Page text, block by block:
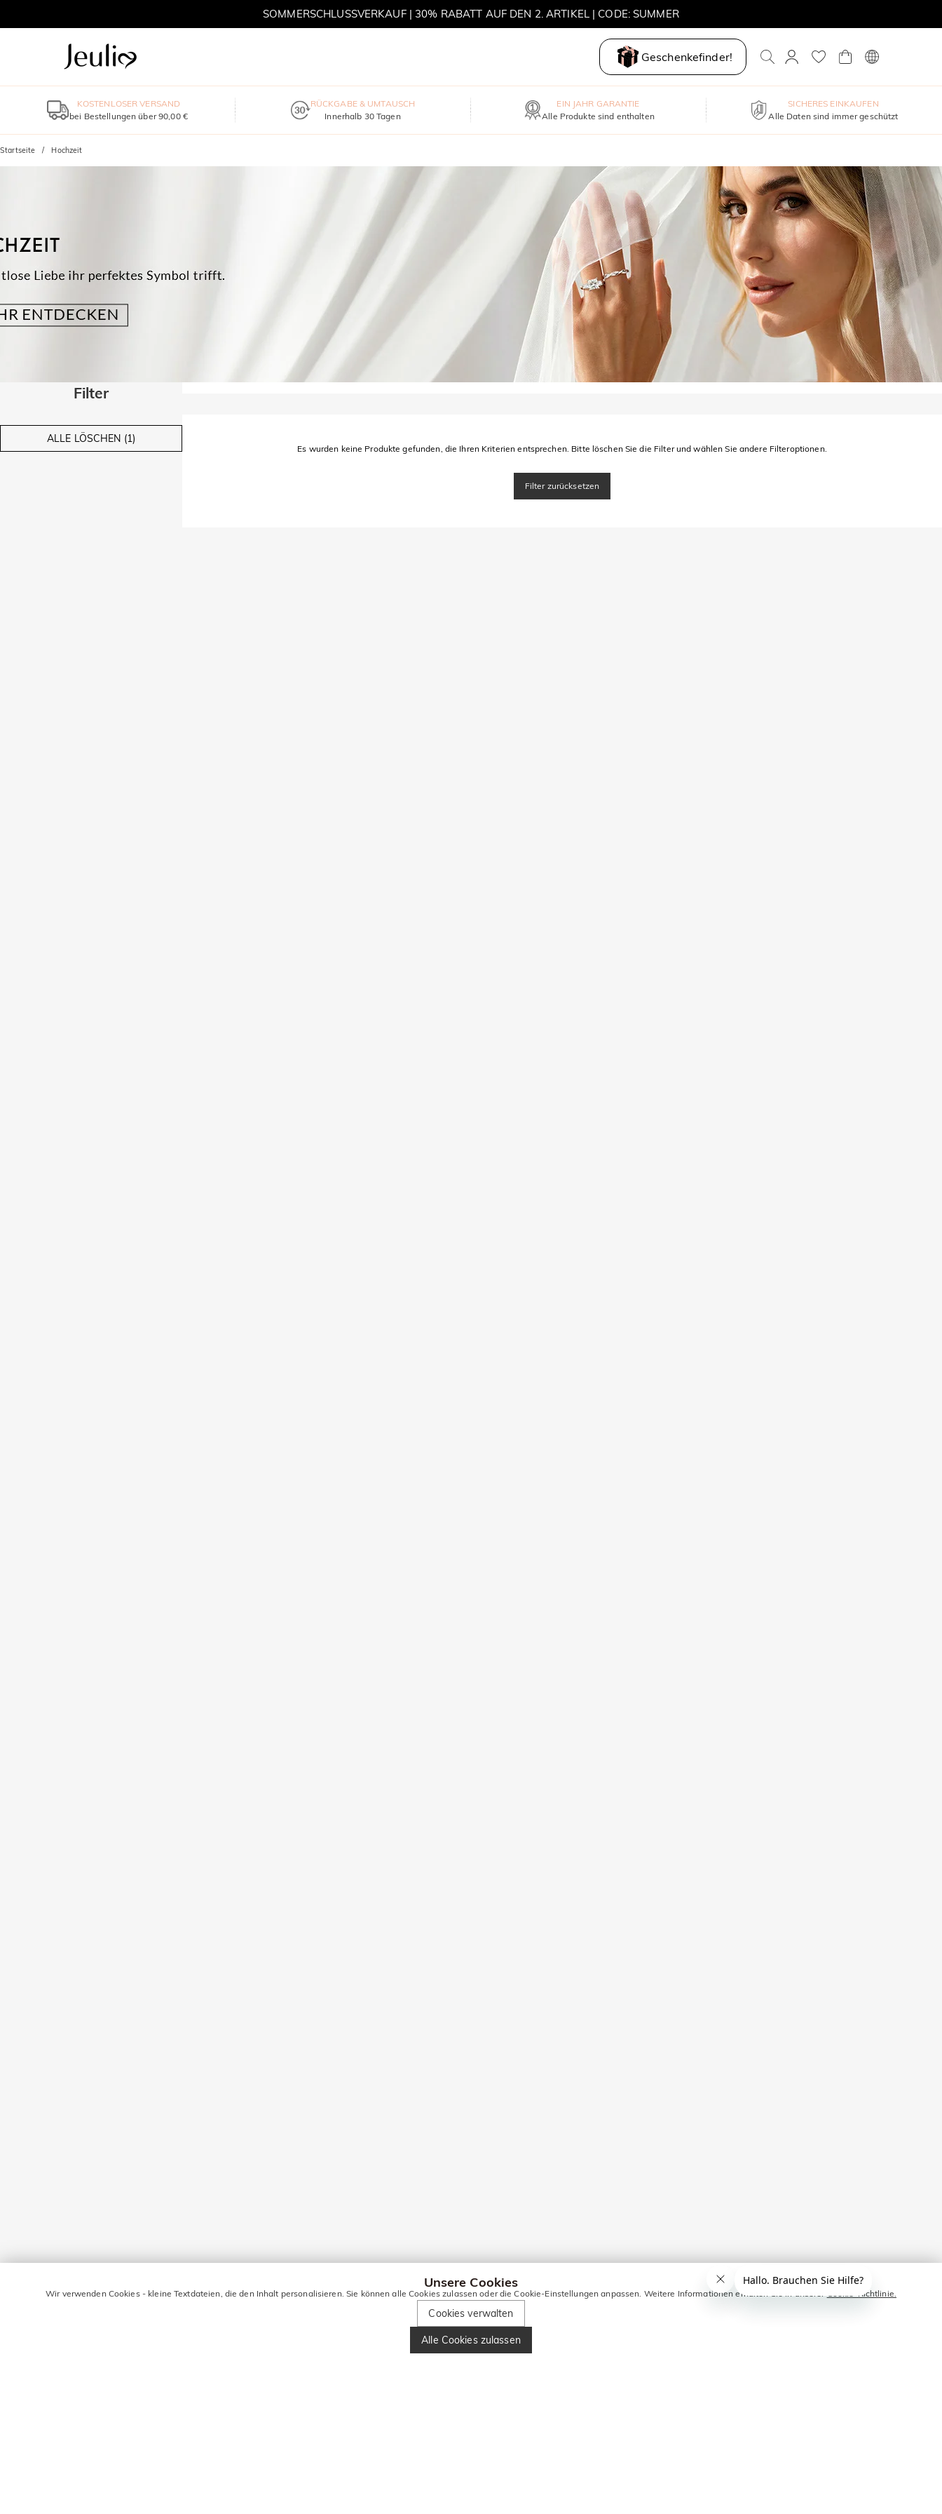
SOMMERSCHLUSSVERKAUF | 30% RABATT AUF DEN 2. ARTIKEL | CODE: SUMMER
Geschenkefinder!
KOSTENLOSER VERSAND
bei Bestellungen über 90,00 €
RÜCKGABE & UMTAUSCH
Innerhalb 30 Tagen
EIN JAHR GARANTIE
Alle Produkte sind enthalten
SICHERES EINKAUFEN
Alle Daten sind immer geschützt
Startseite Hochzeit
Filter
ALLE LÖSCHEN (1)
Es wurden keine Produkte gefunden, die Ihren Kriterien entsprechen. Bitte löschen Sie die Filter und wählen Sie andere Filteroptionen.
Filter zurücksetzen
Unsere Cookies
Wir verwenden Cookies - kleine Textdateien, die den Inhalt personalisieren. Sie können alle Cookies zulassen oder die Cookie-Einstellungen anpassen. Weitere Informationen erhalten Sie in unsererCookie-Richtlinie.
Cookies verwalten
Alle Cookies zulassen